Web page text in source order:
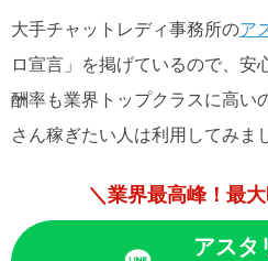
大手チャットレディ事務所のア
ロ宣言」を掲げているので、安
酬率も業界トップクラスに高い
さん稼ぎたい人は利用してみま
＼業界最高峰！最
アスタ